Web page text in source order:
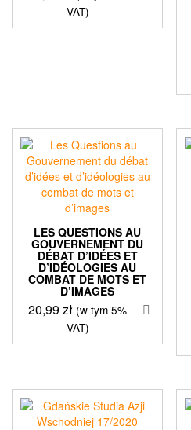
VAT)
LES QUESTIONS AU
GOUVERNEMENT DU
DÉBAT D’IDÉES ET
D’IDÉOLOGIES AU
COMBAT DE MOTS ET
D’IMAGES
20,99zł (w tym 5%
VAT)